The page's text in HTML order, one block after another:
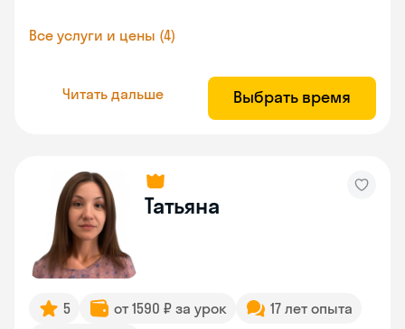
Все услуги и цены (4)
Читать дальше Выбрать время
Татьяна
5 от 1590 ₽ за урок
17 лет опыта